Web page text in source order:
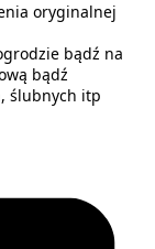
oryginalnej
bądź na
bądź
ślubnych itp